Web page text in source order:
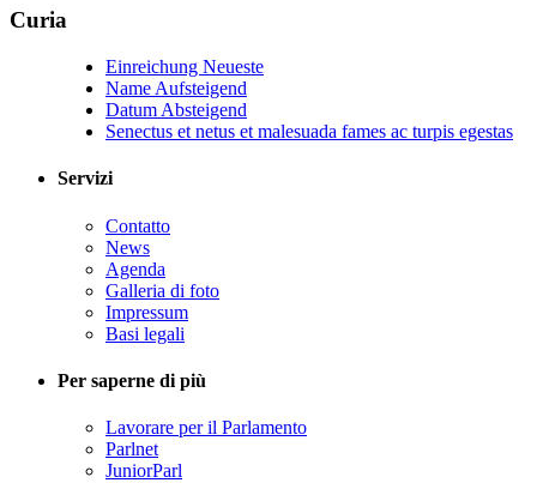
Curia
Einreichung Neueste
Name Aufsteigend
Datum Absteigend
Senectus et netus et malesuada fames ac turpis egestas
Servizi
Contatto
News
Agenda
Galleria di foto
Impressum
Basi legali
Per saperne di più
Lavorare per il Parlamento
Parlnet
JuniorParl